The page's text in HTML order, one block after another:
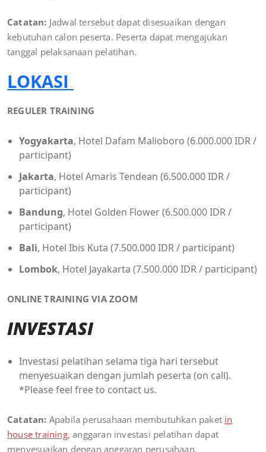
Catatan: Jadwal tersebut dapat disesuaikan dengan
kebutuhan calon peserta. Peserta dapat mengajukan
tanggal pelaksanaan pelatihan.
LOKASI
REGULER TRAINING
Yogyakarta, Hotel Dafam Malioboro (6.000.000 IDR /
participant)
Jakarta, Hotel Amaris Tendean (6.500.000 IDR /
participant)
Bandung, Hotel Golden Flower (6.500.000 IDR /
participant)
Bali, Hotel Ibis Kuta (7.500.000 IDR / participant)
Lombok, Hotel Jayakarta (7.500.000 IDR / participant)
ONLINE TRAINING VIA ZOOM
INVESTASI
Investasi pelatihan selama tiga hari tersebut
menyesuaikan dengan jumlah peserta (on call).
*Please feel free to contact us.
Catatan: Apabila perusahaan membutuhkan paket in
house training, anggaran investasi pelatihan dapat
menyesuaikan dengan anggaran perusahaan.